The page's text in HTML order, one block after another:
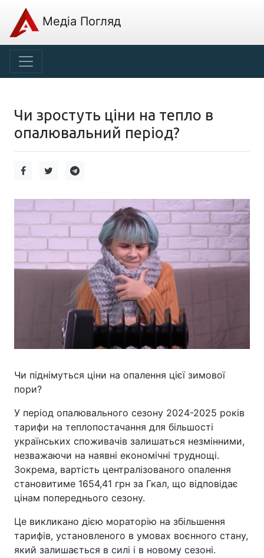
Медіа Погляд
Чи зростуть ціни на тепло в
опалювальний період?
Чи піднімуться ціни на опалення цієї зимової
пори?
У період опалювального сезону 2024-2025 років
тарифи на теплопостачання для більшості
українських споживачів залишаться незмінними,
незважаючи на наявні економічні труднощі.
Зокрема, вартість централізованого опалення
становитиме 1654,41 грн за Гкал, що відповідає
цінам попереднього сезону.
Це викликано дією мораторію на збільшення
тарифів, установленого в умовах воєнного стану,
який залишається в силі і в новому сезоні.